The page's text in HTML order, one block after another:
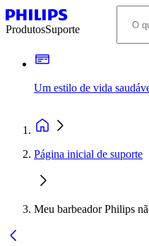
ProdutosSuporte
Um estilo de vida
Página inicial de suporte
Meu barbeador Philips